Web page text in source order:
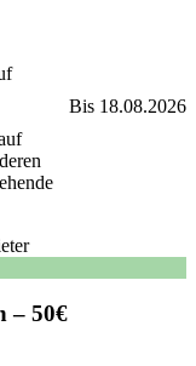
Bis 18.08.2026
– 50€